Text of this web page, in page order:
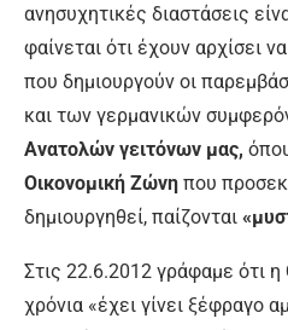
ανησυχητικές διαστάσεις
φαίνεται ότι έχουν αρχίσει
που δημιουργούν οι
και των γερμανικών
Ανατολών γειτόνων μας,
Οικο­νομική Ζώνη που
δημιουργηθεί, παίζονται
Στις 22.6.2012 γράφαμε ότι
χρόνια «έχει γίνει ξέφραγο